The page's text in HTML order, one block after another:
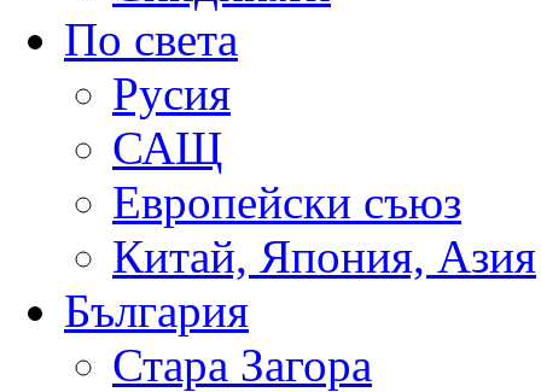
По света
Русия
САЩ
Европейски съюз
Китай, Япония, Азия
България
Стара Загора